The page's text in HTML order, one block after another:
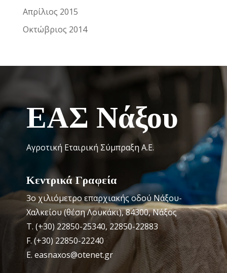
Απρίλιος 2015
Οκτώβριος 2014
ΕΑΣ Νάξου
Αγροτική Εταιρική Σύμπραξη Α.Ε.
Κεντρικά Γραφεία
3o χιλιόμετρο επαρχιακής οδού Νάξου-
Χαλκείου (θέση Λουκάκι), 84300, Νάξος
Τ. (+30) 22850-25340, 22850-22883
F. (+30) 22850-22240
Ε. easnaxos@otenet.gr